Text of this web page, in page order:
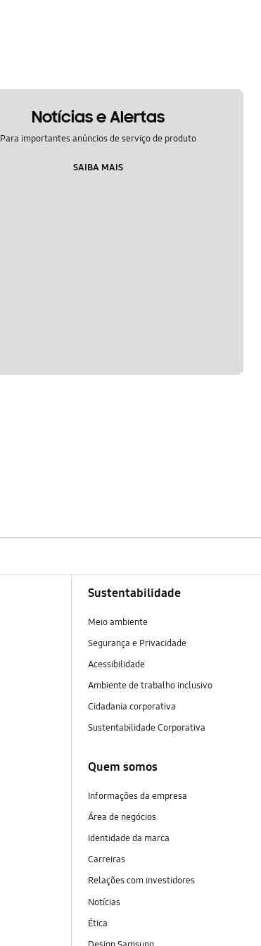
Notícias e Alertas
Para importantes anúncios de serviço de produto
SAIBA MAIS
Sustentabilidade
Meio ambiente
Segurança e Privacidade
Acessibilidade
Ambiente de trabalho inclusivo
Cidadania corporativa
Sustentabilidade Corporativa
Quem somos
Informações da empresa
Área de negócios
Identidade da marca
Carreiras
Relações com investidores
Notícias
Ética